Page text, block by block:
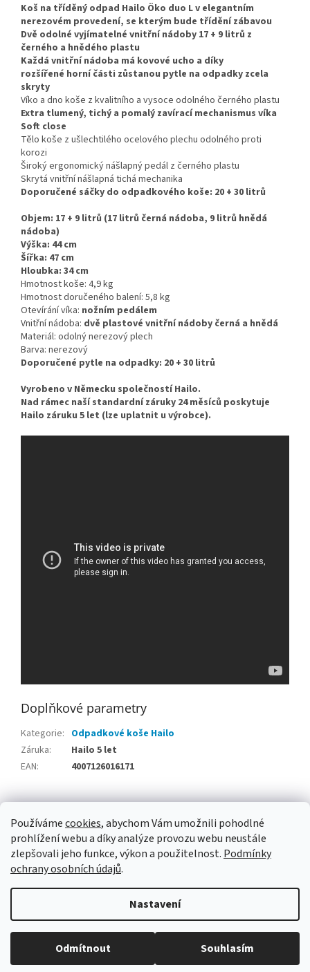
Používámecookies, abychom Vám umožnili pohodlné
prohlížení webu a díky analýze provozu webu neustále
zlepšovali jeho funkce, výkon a použitelnost. Podmínky
ochrany osobních údajů.
Nastavení
Odmítnout Souhlasím
Koš na tříděný odpad Hailo Öko duo L v elegantním
nerezovém provedení, se kterým bude třídění zábavou
Dvě odolné vyjímatelné vnitřní nádoby 17 + 9 litrů z
černého a hnědého plastu
Každá vnitřní nádoba má kovové ucho a díky
rozšířené horní části zůstanou pytle na odpadky zcela
skryty
Víko a dno koše z kvalitního a vysoce odolného černého plastu
Extra tlumený, tichý a pomalý zavírací mechanismus víka
Soft close
Tělo koše z ušlechtilého ocelového plechu odolného proti
korozi
Široký ergonomický nášlapný pedál z černého plastu
Skrytá vnitřní nášlapná tichá mechanika
Doporučené sáčky do odpadkového koše: 20 + 30 litrů
Objem: 17 + 9 litrů (17 litrů černá nádoba, 9 litrů hnědá
nádoba)
Výška: 44 cm
Šířka: 47 cm
Hloubka: 34 cm
Hmotnost koše: 4,9 kg
Hmotnost doručeného balení: 5,8 kg
Otevírání víka: nožním pedálem
Vnitřní nádoba: dvě plastové vnitřní nádoby černá a hnědá
Materiál: odolný nerezový plech
Barva: nerezový
Doporučené pytle na odpadky: 20 + 30 litrů
Vyrobeno v Německu společností Hailo.
Nad rámec naší standardní záruky 24 měsíců poskytuje
Hailo záruku 5 let (lze uplatnit u výrobce).
Doplňkové parametry
Kategorie: Odpadkové koše Hailo
Záruka:
Hailo 5 let
EAN: 4007126016171
Z
Odpadkové koše Hailo Tradiční sady na holení Mühle
Copyright 2026HliníkovéSchůdky.cz. Všechna práva vyhrazena.
Upravit nastavení cookies